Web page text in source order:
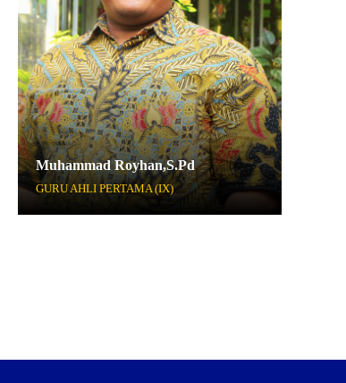
Muhammad Royhan,S.Pd
GURU AHLI PERTAMA (IX)